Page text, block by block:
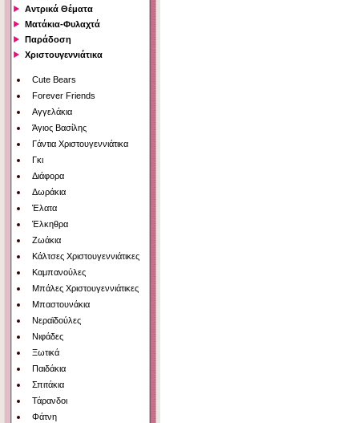
Αντρικά Θέματα
Ματάκια-Φυλαχτά
Παράδοση
Χριστουγεννιάτικα
Cute Bears
Forever Friends
Αγγελάκια
Άγιος Βασίλης
Γάντια Χριστουγεννιάτικα
Γκι
Διάφορα
Δωράκια
Έλατα
Έλκηθρα
Ζωάκια
Κάλτσες Χριστουγεννιάτικες
Καμπανούλες
Μπάλες Χριστουγεννιάτικες
Μπαστουνάκια
Νεραϊδούλες
Νιφάδες
Ξωτικά
Παιδάκια
Σπιτάκια
Τάρανδοι
Φάτνη